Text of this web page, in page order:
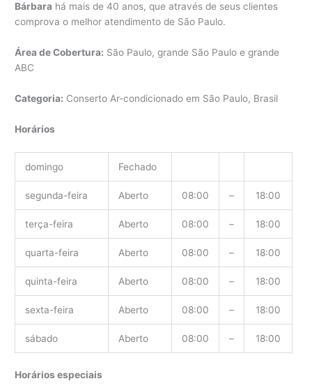
Bárbara há mais de 40 anos, que através de seus clientes
comprova o melhor atendimento de São Paulo.
Área de Cobertura: São Paulo, grande São Paulo e grande
ABC
Categoria: Conserto Ar-condicionado em São Paulo, Brasil
Horários
domingo Fechado
segunda-feira Aberto 08:00 – 18:00
terça-feira Aberto 08:00 – 18:00
quarta-feira Aberto 08:00 – 18:00
quinta-feira Aberto 08:00 – 18:00
sexta-feira Aberto 08:00 – 18:00
sábado Aberto 08:00 – 18:00
Horários especiais